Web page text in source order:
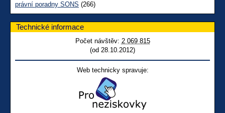
právní poradny SONS (266)
Technické informace
Počet návštěv: 2 069 815
(od 28.10.2012)
Web technicky spravuje: